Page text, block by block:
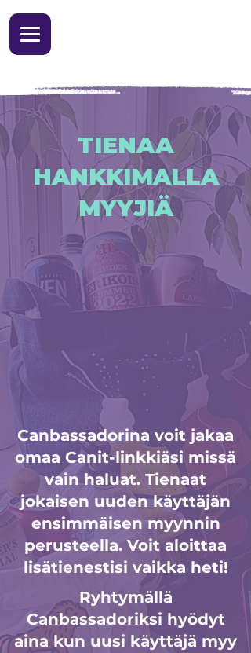
TIENAA
HANKKIMALLA
MYYJIÄ
Canbassadorina voit jakaa
omaa Canit-linkkiäsi missä
vain haluat. Tienaat
jokaisen uuden käyttäjän
ensimmäisen myynnin
perusteella. Voit aloittaa
lisätienestisi vaikka heti!
Ryhtymällä
Canbassadoriksi hyödyt
aina kun uusi käyttäjä myy